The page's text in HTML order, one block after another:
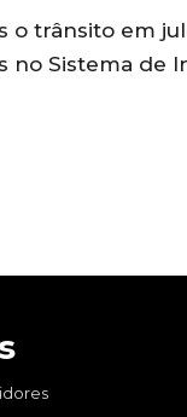
o trânsito em
no Sistema de